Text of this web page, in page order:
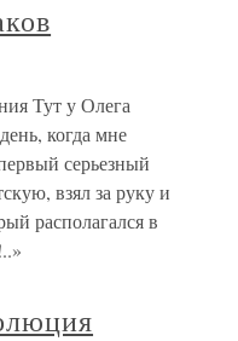
Тут у Олега
когда мне
серьезный
взял за руку и
располагался в